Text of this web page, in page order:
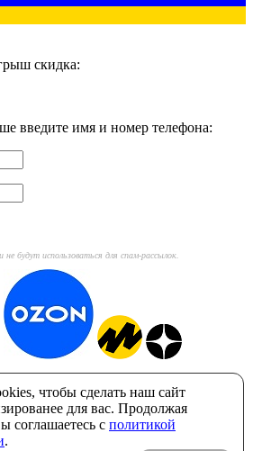
чтобы сделать наш сайт
для вас. Продолжая
соглашаетесь с политикой
.
скидка:
введите имя и номер телефона:
будут использоваться для спам-рассылок.